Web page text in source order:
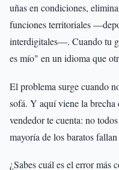
uñas en condiciones,
funciones territoriales
interdigitales—. Cuando tu
es mío" en un idioma que
El problema surge cuando
sofá. Y aquí viene la
vendedor te cuenta: no
mayoría de los baratos
¿Sabes cuál es el error más